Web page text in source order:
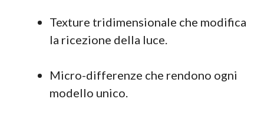
Texture tridimensionale che modifica
la ricezione della luce.
Micro-differenze che rendono ogni
modello unico.